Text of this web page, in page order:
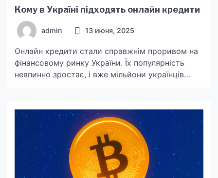
Кому в Україні підходять онлайн кредити
admin 13 июня, 2025
Онлайн кредити стали справжнім проривом на
фінансовому ринку України. Їх популярність
невпинно зростає, і вже мільйони українців
блискавична швидкість ухвалення рішень
роблять онлайн позики дуже привабливими.
Але чи підходять вони всім? Давайте
розберемось, кому саме кредити онлайн
можуть стати у нагоді, а кому […]